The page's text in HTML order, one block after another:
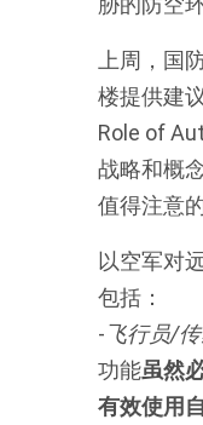
上周，国
楼提供建
Role of
战略和概
值得注意
以空军对
包括：
-飞行员/
功能虽然
有效使用